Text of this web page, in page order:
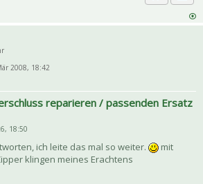
Zitat
2008, 18:42
reparieren / passenden Ersatz
18:50
ich leite das mal so weiter.
mit
klingen meines Erachtens